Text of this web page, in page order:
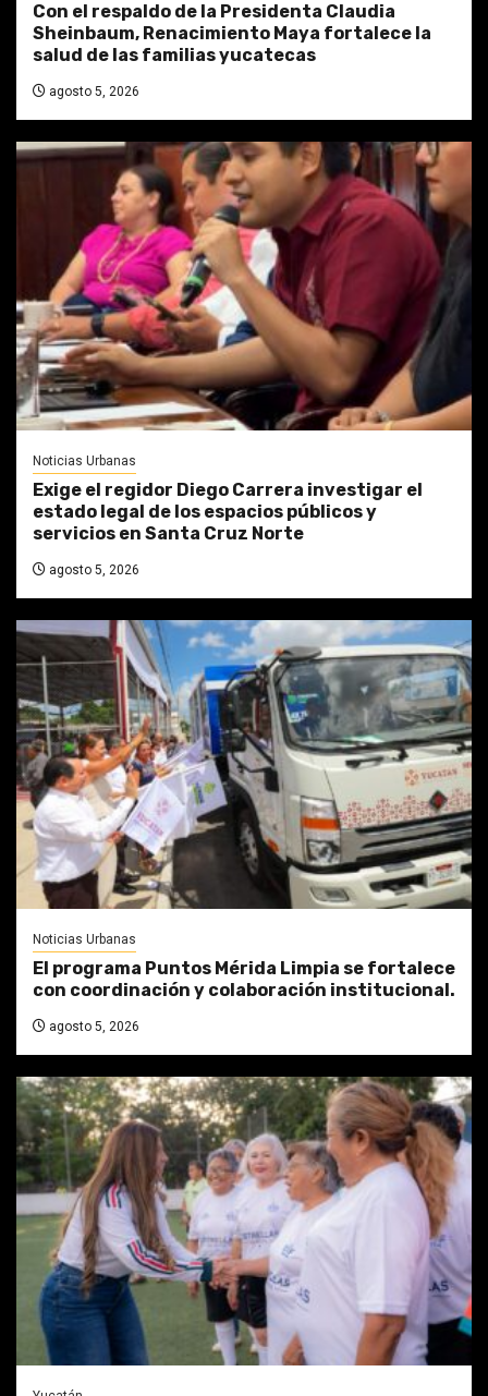
Con el respaldo de la Presidenta Claudia
Sheinbaum, Renacimiento Maya fortalece la
salud de las familias yucatecas
agosto 5, 2026
Noticias Urbanas
Exige el regidor Diego Carrera investigar el
estado legal de los espacios públicos y
servicios en Santa Cruz Norte
agosto 5, 2026
Noticias Urbanas
El programa Puntos Mérida Limpia se fortalece
con coordinación y colaboración institucional.
agosto 5, 2026